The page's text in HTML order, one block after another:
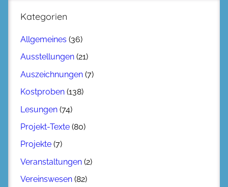
Kategorien
Allgemeines (36)
Ausstellungen (21)
Auszeichnungen (7)
Kostproben (138)
Lesungen (74)
Projekt-Texte (80)
Projekte (7)
Veranstaltungen (2)
Vereinswesen (82)